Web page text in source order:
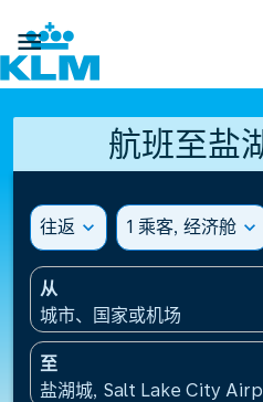

航班至盐
往返 expand_more 1 乘客, 经济舱 expand_more
从
城市、国家或机场
至
盐湖城, Salt Lake City